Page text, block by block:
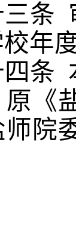
条
年
条
原《
院